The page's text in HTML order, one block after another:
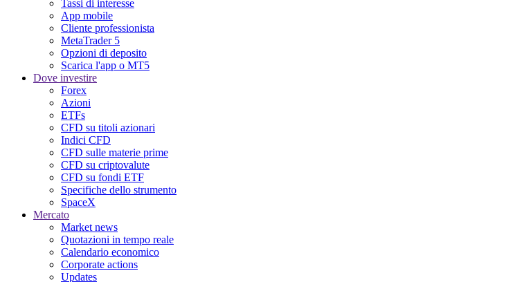
Tassi di interesse
App mobile
Cliente professionista
MetaTrader 5
Opzioni di deposito
Scarica l'app o MT5
Dove investire
Forex
Azioni
ETFs
CFD su titoli azionari
Indici CFD
CFD sulle materie prime
CFD su criptovalute
CFD su fondi ETF
Specifiche dello strumento
SpaceX
Mercato
Market news
Quotazioni in tempo reale
Calendario economico
Corporate actions
Updates